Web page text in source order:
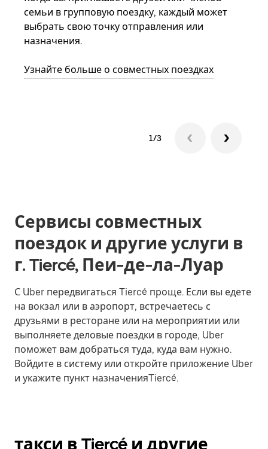
семьи в групповую поездку, каждый может
выбрать свою точку отправления или
назначения.
Узнайте больше о совместных поездках
1/3
Сервисы совместных
поездок и другие услуги в
г. Tiercé, Пеи-де-ла-Луар
С Uber передвигаться Tiercé проще. Если вы едете
на вокзал или в аэропорт, встречаетесь с
друзьями в ресторане или на мероприятии или
выполняете деловые поездки в городе, Uber
поможет вам добраться туда, куда вам нужно.
Войдите в систему или откройте приложение Uber
и укажите пункт назначенияTiercé.
такси в Tiercé и другие